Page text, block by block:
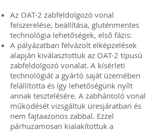
Az OAT-2 zabfeldolgozó vonal
felszerelése, beállítása, gluténmentes
technológia lehetőségek, első fázis:
A pályázatban felvázolt elképzelések
alapján kiválasztottuk az OAT-2 típusú
zabfeldolgozó vonalat. A kísérleti
technológiát a gyártó saját üzemében
felállította és így lehetőségünk nyílt
annak tesztelésére. A zabhántoló vonal
működését vizsgáltuk üresjáratban és
nem fajtaazonos zabbal. Ezzel
párhuzamosan kialakítottuk a